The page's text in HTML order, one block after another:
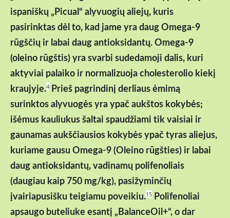
ispaniškų „Picual“ alyvuogių aliejų, kuris
pasirinktas dėl to, kad jame yra daug Omega-9
rūgščių ir labai daug antioksidantų. Omega-9
(oleino rūgštis) yra svarbi sudedamoji dalis, kuri
aktyviai palaiko ir normalizuoja cholesterolio kiekį
kraujyje.4 Prieš pagrindinį derliaus ėmimą
surinktos alyvuogės yra ypač aukštos kokybės;
išėmus kauliukus šaltai spaudžiami tik vaisiai ir
gaunamas aukščiausios kokybės ypač tyras aliejus,
kuriame gausu Omega-9 (Oleino rūgšties) ir labai
daug antioksidantų, vadinamų polifenoliais
(daugiau kaip 750 mg/kg), pasižyminčių
įvairiapusišku teigiamu poveikiu.15 Polifenoliai
apsaugo buteliuke esantį „BalanceOil+“, o dar